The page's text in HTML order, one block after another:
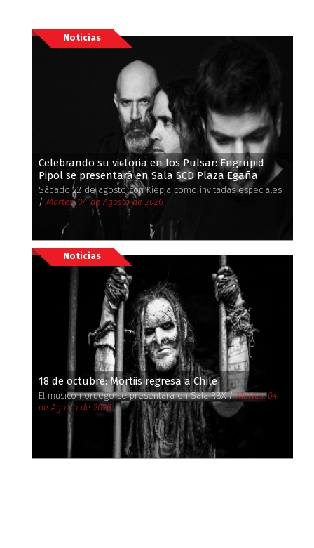
Noticias
Celebrando su victoria en los Pulsar: Engrupid
Pipol se presentará en Sala SCD Plaza Egaña
Sábado 22 de agosto con Kiepja como invitadas especiales
/ Martes, 04 de Agosto de 2026
Noticias
18 de octubre: Mortiis regresa a Chile
El músico noruego se presentará en Sala RBX /Martes, 04
de Agosto de 2026